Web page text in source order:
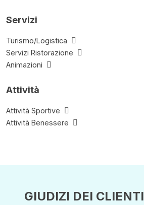
Servizi
Turismo/Logistica
Servizi Ristorazione
Animazioni
Attività
Attività Sportive
Attività Benessere
GIUDIZI DEI CLIENTI